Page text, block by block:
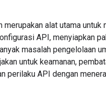
alat utama untuk
API, menyiapkan
masalah pengelolaan
untuk keamanan,
perilaku API dengan